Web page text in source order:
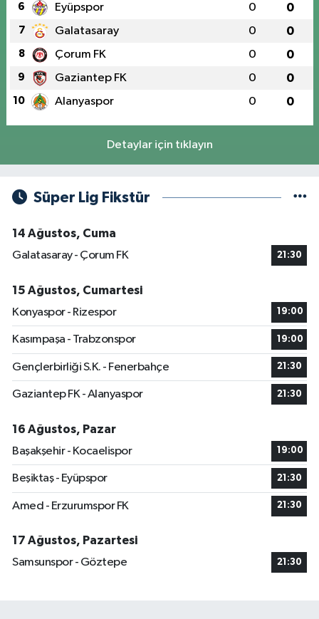
6 Eyüpspor 0 0
7 Galatasaray 0 0
8 Çorum FK 0 0
9 Gaziantep FK 0 0
10 Alanyaspor 0 0
Detaylar için tıklayın
Süper Lig Fikstür
14 Ağustos, Cuma
Galatasaray - Çorum FK
21:30
15 Ağustos, Cumartesi
Konyaspor - Rizespor
19:00
Kasımpaşa - Trabzonspor 19:00
Gençlerbirliği S.K. - Fenerbahçe 21:30
Gaziantep FK - Alanyaspor 21:30
16 Ağustos, Pazar
Başakşehir - Kocaelispor
19:00
Beşiktaş - Eyüpspor 21:30
Amed - Erzurumspor FK 21:30
17 Ağustos, Pazartesi
Samsunspor - Göztepe
21:30